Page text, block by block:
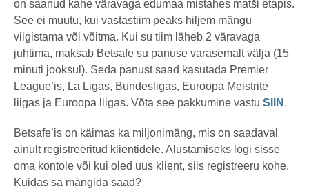
on saanud kahe väravaga edumaa mistahes matši etapis.
See ei muutu, kui vastastiim peaks hiljem mängu
viigistama või võitma. Kui su tiim läheb 2 väravaga
juhtima, maksab Betsafe su panuse varasemalt välja (15
minuti jooksul). Seda panust saad kasutada Premier
League’is, La Ligas, Bundesligas, Euroopa Meistrite
liigas ja Euroopa liigas. Võta see pakkumine vastu SIIN .
Betsafe’is on käimas ka miljonimäng, mis on saadaval
ainult registreeritud klientidele. Alustamiseks logi sisse
oma kontole või kui oled uus klient, siis registreeru kohe.
Kuidas sa mängida saad?